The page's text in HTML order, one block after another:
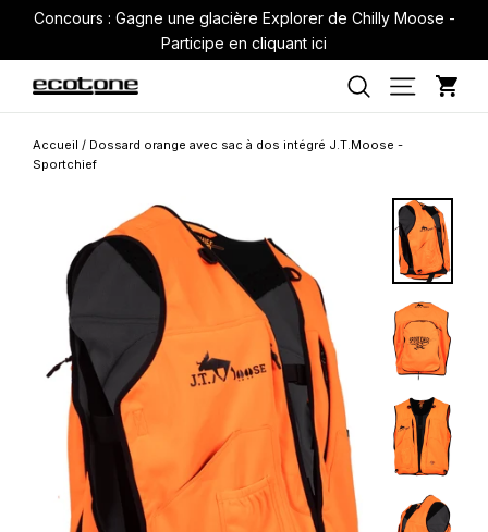
PasserConcours : Gagne une glacière Explorer de Chilly Moose -
Participe en cliquant ici
Rechercher
Accueil / Dossard orange avec sac à dos intégré J.T.Moose -
Sportchief